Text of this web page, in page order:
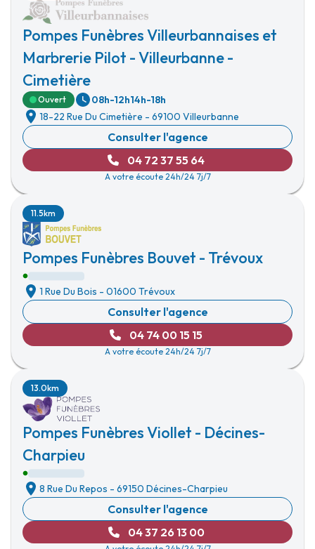
Pompes Funèbres Villeurbannaises et
Marbrerie Pilot - Villeurbanne -
Cimetière
Ouvert 08h-12h14h-18h
18-22 Rue Du Cimetière - 69100 Villeurbanne
Consulter l'agence
04 72 37 55 64
A votre écoute 24h/24 7j/7
Pompes Funèbres Bouvet - Trévoux
11.5km
1 Rue Du Bois - 01600 Trévoux
Consulter l'agence
04 74 00 15 15
A votre écoute 24h/24 7j/7
Pompes Funèbres Viollet - Décines-
Charpieu
13.0km
8 Rue Du Repos - 69150 Décines-Charpieu
Consulter l'agence
04 37 26 13 00